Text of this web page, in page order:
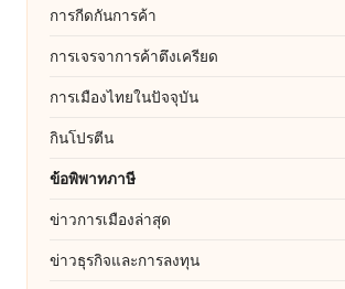
การกีดกันการค้า
การเจรจาการค้าตึงเครียด
การเมืองไทยในปัจจุบัน
กินโปรตีน
ข้อพิพาทภาษี
ข่าวการเมืองล่าสุด
ข่าวธุรกิจและการลงทุน